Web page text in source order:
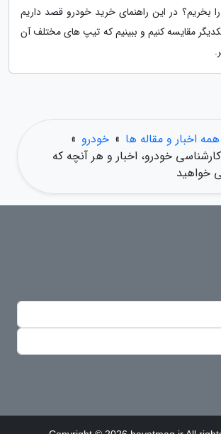
کدام مدل پژو 405 را بخریم؟ در این راهنمای خرید خودرو قصد داریم
405 را با یکدیگر مقایسه کنیم و ببینیم که تیپ های مختلف آن
همه اخبار و مقاله ها » خودرو »
کارشناسی خودرو، اخبار و هر آنچه که
خواهید